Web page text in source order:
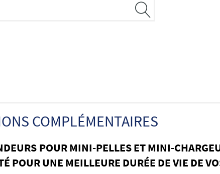
COMPLÉMENTAIRES
POUR MINI-PELLES ET MINI-
POUR UNE MEILLEURE DURÉE DE VIE DE